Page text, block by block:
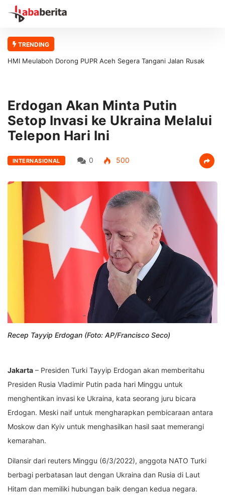
TRENDING
HMI Meulaboh Dorong PUPR Aceh Segera Tangani Jalan Rusak
Erdogan Akan Minta Putin
Setop Invasi ke Ukraina Melalui
Telepon Hari Ini
INTERNASIONAL 0 500
Recep Tayyip Erdogan (Foto: AP/Francisco Seco)
Jakarta – Presiden Turki Tayyip Erdogan akan memberitahu
Presiden Rusia Vladimir Putin pada hari Minggu untuk
menghentikan invasi ke Ukraina, kata seorang juru bicara
Erdogan. Meski naif untuk mengharapkan pembicaraan antara
Moskow dan Kyiv untuk menghasilkan hasil saat memerangi
kemarahan.
Dilansir dari reuters Minggu (6/3/2022), anggota NATO Turki
berbagi perbatasan laut dengan Ukraina dan Rusia di Laut
Hitam dan memiliki hubungan baik dengan kedua negara.